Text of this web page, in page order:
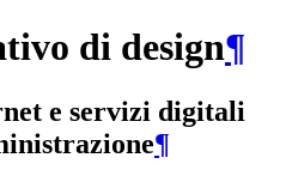
di design¶
e servizi digitali
¶